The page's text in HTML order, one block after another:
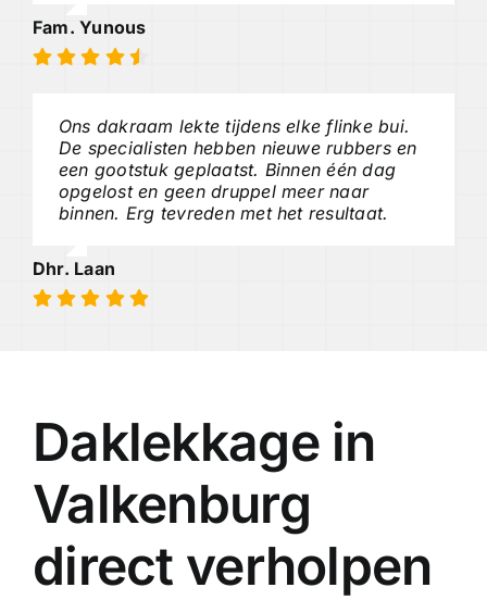
Fam. Yunous
Ons dakraam lekte tijdens elke flinke bui.
De specialisten hebben nieuwe rubbers en
een gootstuk geplaatst. Binnen één dag
opgelost en geen druppel meer naar
binnen. Erg tevreden met het resultaat.
Dhr. Laan
Daklekkage in
Valkenburg
direct verholpen